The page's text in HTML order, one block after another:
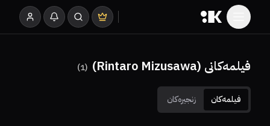
فیلمەکانی (Rintaro Mizusawa) (
1
)
فیلمەکان زنجیرەکان 0%
0%